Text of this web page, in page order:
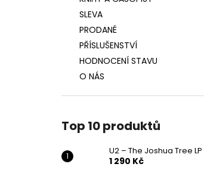
SLEVA
PRODANÉ
PŘÍSLUŠENSTVÍ
HODNOCENÍ STAVU
O NÁS
Top 10 produktů
U2 – The Joshua Tree LP
1 290 Kč